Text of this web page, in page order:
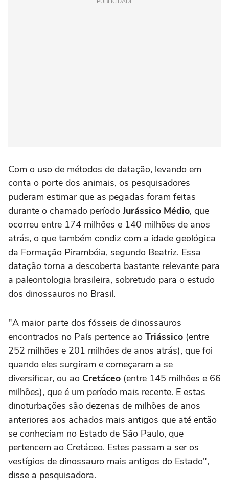
Com o uso de métodos de datação, levando em
conta o porte dos animais, os pesquisadores
puderam estimar que as pegadas foram feitas
durante o chamado período Jurássico Médio, que
ocorreu entre 174 milhões e 140 milhões de anos
atrás, o que também condiz com a idade geológica
da Formação Pirambóia, segundo Beatriz. Essa
datação torna a descoberta bastante relevante para
a paleontologia brasileira, sobretudo para o estudo
dos dinossauros no Brasil.
"A maior parte dos fósseis de dinossauros
encontrados no País pertence ao Triássico (entre
252 milhões e 201 milhões de anos atrás), que foi
quando eles surgiram e começaram a se
diversificar, ou ao Cretáceo (entre 145 milhões e 66
milhões), que é um período mais recente. E estas
dinoturbações são dezenas de milhões de anos
anteriores aos achados mais antigos que até então
se conheciam no Estado de São Paulo, que
pertencem ao Cretáceo. Estes passam a ser os
vestígios de dinossauro mais antigos do Estado",
disse a pesquisadora.